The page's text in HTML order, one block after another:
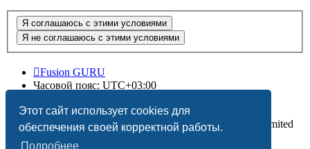
Этот сайт использует cookies для
обеспечения своей корректной работы.
Подробнее
Fusion GURU
Часовой пояс: UTC+03:00
Создано на основеphpBB® Forum Software © phpBB Limited